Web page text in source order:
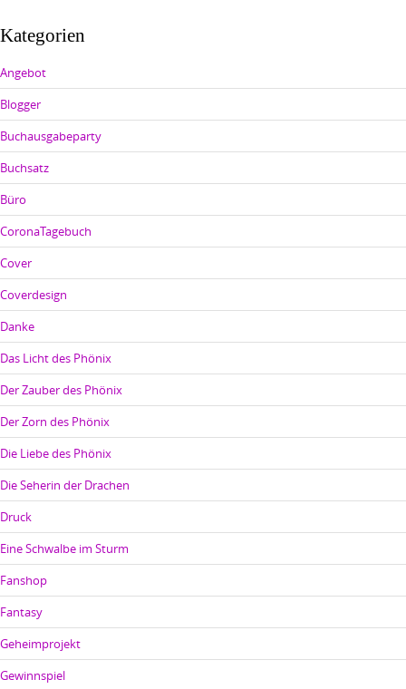
Kategorien
Angebot
Blogger
Buchausgabeparty
Buchsatz
Büro
CoronaTagebuch
Cover
Coverdesign
Danke
Das Licht des Phönix
Der Zauber des Phönix
Der Zorn des Phönix
Die Liebe des Phönix
Die Seherin der Drachen
Druck
Eine Schwalbe im Sturm
Fanshop
Fantasy
Geheimprojekt
Gewinnspiel